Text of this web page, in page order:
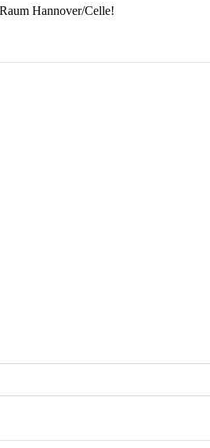
Hannover/Celle!